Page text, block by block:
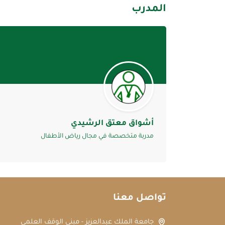
المدرب
أشواق معتق الرشيدي
مدربة متخصصة في مجال رياض الأطفال
تواصل معنا
جامعة الملك عبدالعزيز - مبنى الوقف العلمي